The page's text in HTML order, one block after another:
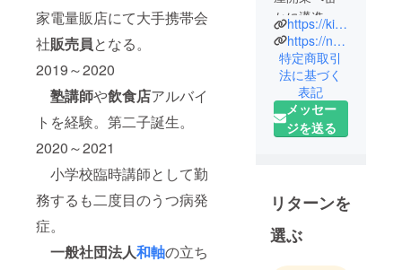
家電量販店にて大手携帯会
社販売員となる。
2019～2020
塾講師や飲食店アルバイ
トを経験。第二子誕生。
2020～2021
小学校臨時講師として勤
務するも二度目のうつ病発
症。
一般社団法人和軸の立ち
かに邁進
中。何気に
尺八歴20年
目？ミント
系が好き。
もちろん
チョコミン
き。小学校
教員→うつ
→家電量販
https://kirjan-merkki.com/
https://note.com/tumayoji_hojorin
特定商取引
法に基づく
表記
メッセー
ジを送る
リターンを
選ぶ